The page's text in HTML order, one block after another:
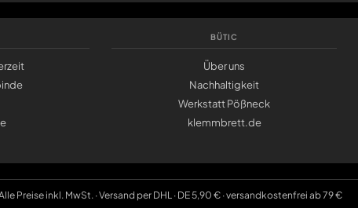
BÜTIC
Über uns
Nachhaltigkeit
Werkstatt Pößneck
klemmbrett.de
Preise inkl. MwSt. · Versand per DHL · DE 5,90 € · versandkostenfrei ab 79 €